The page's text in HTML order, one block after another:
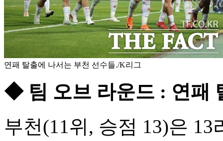
연패 탈출에 나서는 부천 선수들./K리그
◆ 팀 오브 라운드 : 연패
부천(11위, 승점 13)은